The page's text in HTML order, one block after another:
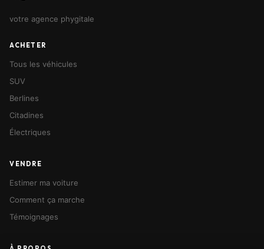
votre agence phygitale
ACHETER
Tous les véhicules
SUV
Berlines
Citadines
Électriques
VENDRE
Estimer ma voiture
Comment ça marche
Témoignages